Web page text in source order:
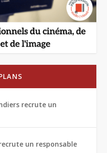
recrute un
un responsable